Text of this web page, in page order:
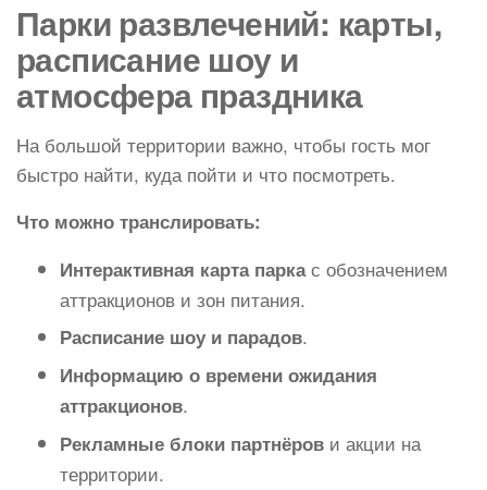
Парки развлечений: карты,
расписание шоу и
атмосфера праздника
На большой территории важно, чтобы гость мог
быстро найти, куда пойти и что посмотреть.
Что можно транслировать:
Интерактивная карта паркас обозначением
аттракционов и зон питания.
Расписание шоу и парадов.
Информацию о времени ожидания
аттракционов.
Рекламные блоки партнёров и акции на
территории.